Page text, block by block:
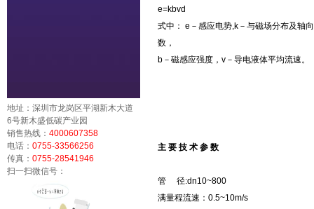
地址：深圳市龙岗区平湖新木大道
6号新木盛低碳产业园
销售热线： 4000607358
电话： 0755-33566256
传真： 0755-28541946
扫一扫微信号：
e=kbvd
式中： e－感应电势,k－与磁场分布及轴
数，
b－磁感应强度，v－导电液体平均流速。
主 要 技 术 参 数
管 径:dn10~800
满量程流速：0.5~10m/s